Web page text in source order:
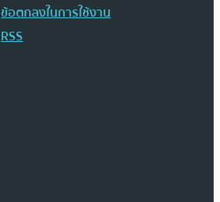
ข้อตกลงในการใช้งาน
RSS